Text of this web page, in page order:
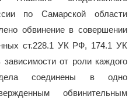
по Самарской области
обвинение в совершении
ст.228.1 УК РФ, 174.1 УК
от роли каждого
дела соединены в одно
обвинительным